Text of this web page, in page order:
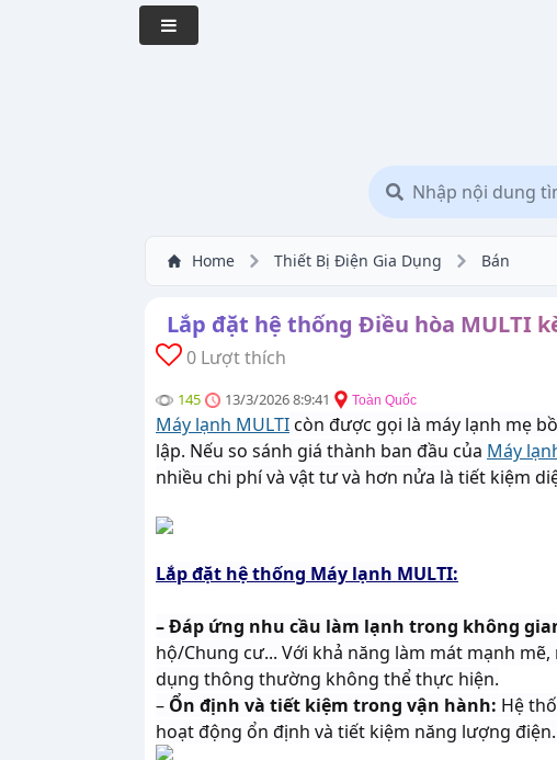
Home Thiết Bị Điện Gia Dụng Bán
Lắp đặt hệ thống Điều hòa MULTI
0 Lượt thích
145 13/3/2026 8:9:41 Toàn Quốc
Máy lạnh MULTIcòn được gọi là máy lạnh mẹ
lập. Nếu so sánh giá thành ban đầu của Máy
nhiều chi phí và vật tư và hơn nửa là tiết kiệm
Lắp đặt hệ thống Máy lạnh MULTI:
– Đáp ứng nhu cầu làm lạnh trong không
hộ/Chung cư... Với khả năng làm mát mạnh
dụng thông thường không thể thực hiện.
– Ổn định và tiết kiệm trong vận hành: Hệ
hoạt động ổn định và tiết kiệm năng lượng